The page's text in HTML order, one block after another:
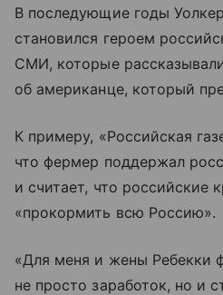
В последующие годы
становился героем
СМИ, которые
об американце, который
К примеру, «Российская
что фермер поддержал
и считает, что российские
«прокормить всю Россию».
«Для меня и жены Ребекки
не просто заработок, но и